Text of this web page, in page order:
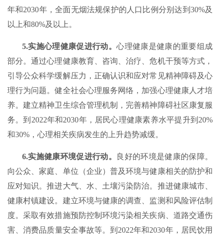
年和2030年，全面无烟法规保护的人口比例分别达到30%及
以上和80%及以上。
5.实施心理健康促进行动。心理健康是健康的重要组成
部分。通过心理健康教育、咨询、治疗、危机干预等方式，
引导公众科学缓解压力，正确认识和应对常见精神障碍及心
理行为问题。健全社会心理服务网络，加强心理健康人才培
养。建立精神卫生综合管理机制，完善精神障碍社区康复服
务。到2022年和2030年，居民心理健康素养水平提升到20%
和30%，心理相关疾病发生的上升趋势减缓。
6.实施健康环境促进行动。
良好的环境是健康的保障。
向公众、家庭、单位（企业）普及环境与健康相关的防护和
应对知识。推进大气、水、土壤污染防治。推进健康城市、
健康村镇建设。建立环境与健康的调查、监测和风险评估制
度。采取有效措施预防控制环境污染相关疾病、道路交通伤
害、消费品质量安全事故等。到2022年和2030年，居民饮用